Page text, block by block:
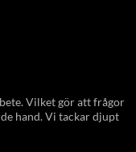
Vilket gör att frågor
hand. Vi tackar djupt